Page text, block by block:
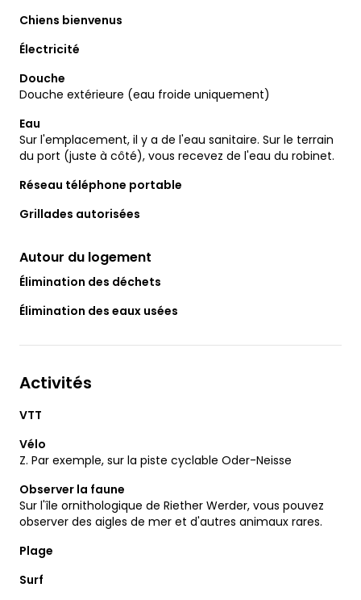
Chiens bienvenus
Électricité
Douche
Douche extérieure (eau froide uniquement)
Eau
Sur l'emplacement, il y a de l'eau sanitaire. Sur le terrain
du port (juste à côté), vous recevez de l'eau du robinet.
Réseau téléphone portable
Grillades autorisées
Autour du logement
Élimination des déchets
Élimination des eaux usées
Activités
VTT
Vélo
Z. Par exemple, sur la piste cyclable Oder-Neisse
Observer la faune
Sur l'île ornithologique de Riether Werder, vous pouvez
observer des aigles de mer et d'autres animaux rares.
Plage
Surf